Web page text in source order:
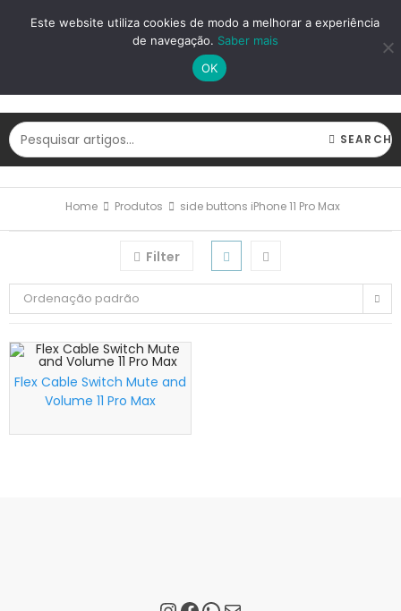
LOGIN REGISTAR
SEARCH
Home Produtos side buttons iPhone 11 Pro Max
Filter
Ordenação padrão
Flex Cable Switch Mute and
Volume 11 Pro Max
Este website utiliza cookies de modo a melhorar a experiência
de navegação. Saber mais
OK